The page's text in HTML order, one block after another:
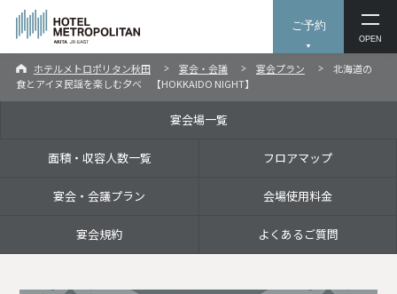
ご予約
OPEN
ホテルメトロポリタン秋田 宴会・会議 宴会プラン
北海道の
食とアイヌ民謡を楽しむ夕べ 【HOKKAIDO NIGHT】
宴会場一覧
面積・収容人数一覧 フロアマップ
宴会・会議プラン 会場使用料金
宴会規約 よくあるご質問